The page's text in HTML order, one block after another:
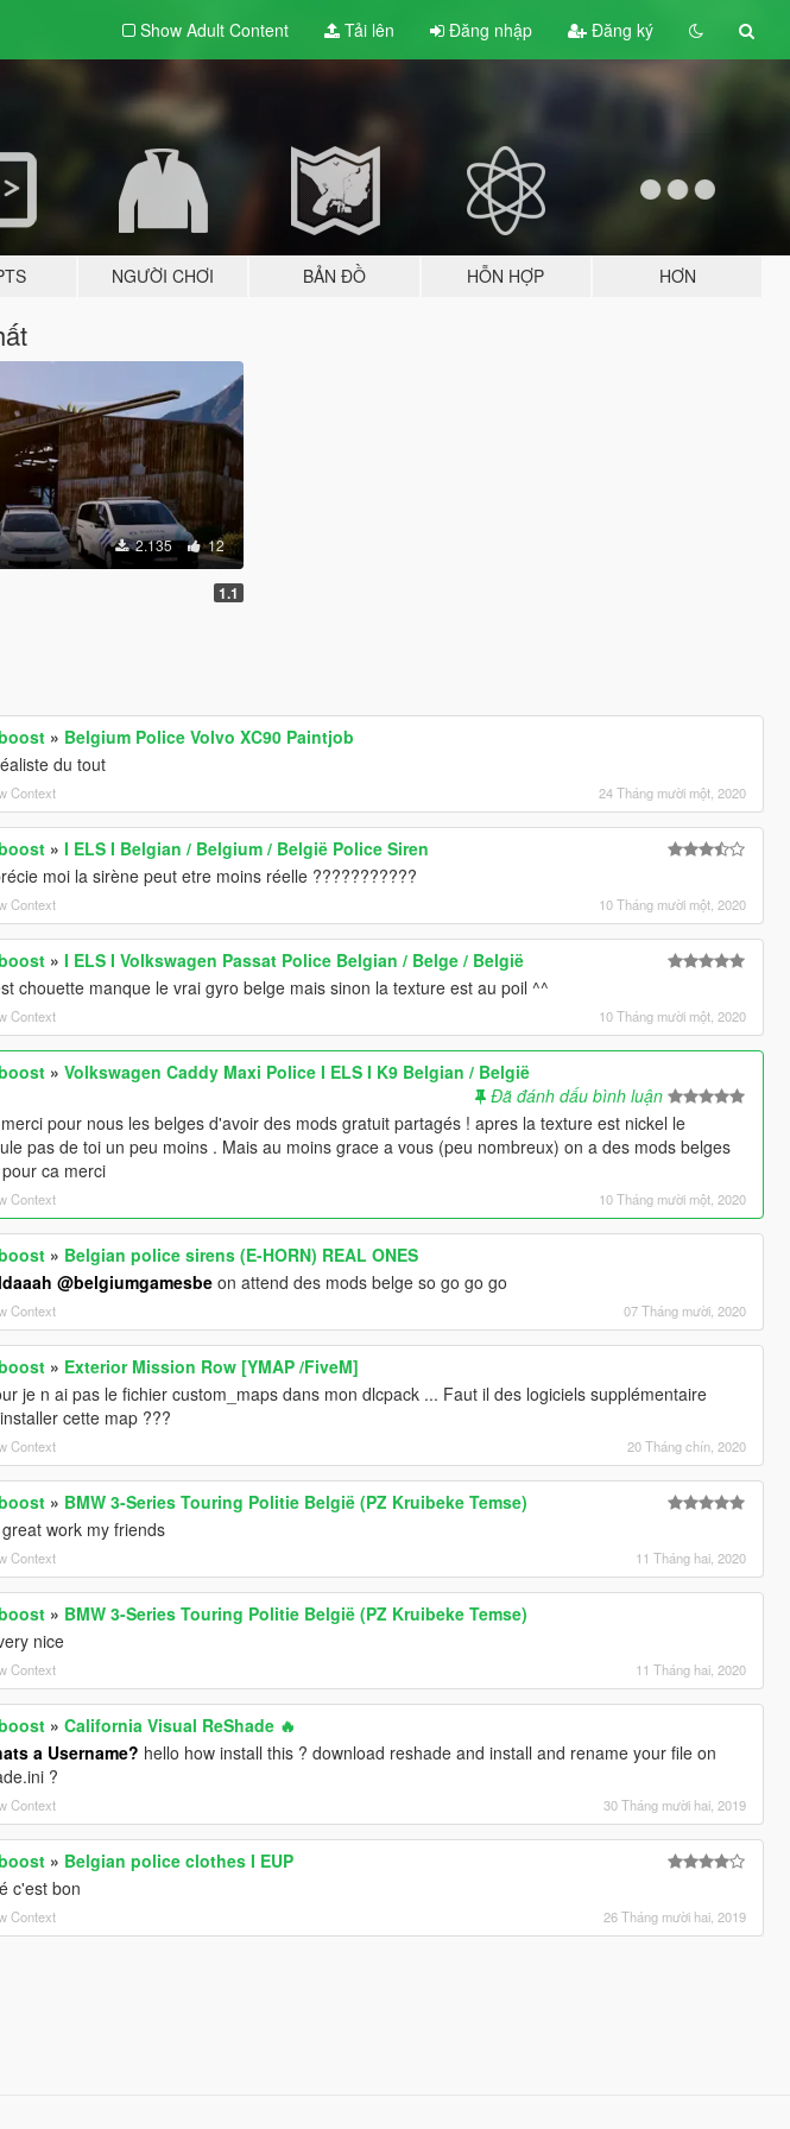
Show Adult Content Tải lên Đăng nhập Đăng ký
NGƯỜI CHƠI BẢN ĐỒ HỖN HỢP HƠN
2.135 12
1.1
» Belgium Police Volvo XC90 Paintjob
du tout
Context 24 Tháng mười một, 2020
»I ELS I Belgian / Belgium / België Police Siren
moi la sirène peut etre moins réelle ???????????
Context 10 Tháng mười một, 2020
»I ELS I Volkswagen Passat Police Belgian / Belge / België
chouette manque le vrai gyro belge mais sinon la texture est au poil ^^
Context 10 Tháng mười một, 2020
»Volkswagen Caddy Maxi Police I ELS I K9 Belgian / België
Đã đánh dấu bình luận
pour nous les belges d'avoir des mods gratuit partagés ! apres la texture est nickel le
pas de toi un peu moins . Mais au moins grace a vous (peu nombreux) on a des mods belges
ca merci
Context 10 Tháng mười một, 2020
» Belgian police sirens (E-HORN) REAL ONES
@belgiumgamesbe on attend des mods belge so go go go
Context 07 Tháng mười, 2020
» Exterior Mission Row [YMAP /FiveM]
je n ai pas le fichier custom_maps dans mon dlcpack ... Faut il des logiciels supplémentaire
cette map ???
Context 20 Tháng chín, 2020
» BMW 3-Series Touring Politie België (PZ Kruibeke Temse)
work my friends
Context 11 Tháng hai, 2020
» BMW 3-Series Touring Politie België (PZ Kruibeke Temse)
nice
Context 11 Tháng hai, 2020
»California Visual ReShade 🔥
a Username? hello how install this ? download reshade and install and rename your file on
?
Context 30 Tháng mười hai, 2019
» Belgian police clothes I EUP
c'est bon
Context 26 Tháng mười hai, 2019